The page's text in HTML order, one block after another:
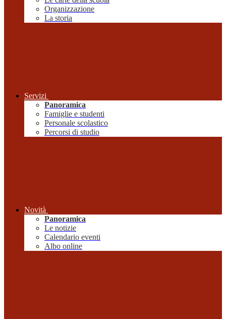
Organizzazione
La storia
Servizi
Panoramica
Famiglie e studenti
Personale scolastico
Percorsi di studio
Novità
Panoramica
Le notizie
Calendario eventi
Albo online